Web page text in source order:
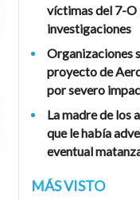
víctimas del 7-O
investigaciones
Organizaciones
proyecto de
por severo
La madre de los
que le había
eventual
MÁS VISTO